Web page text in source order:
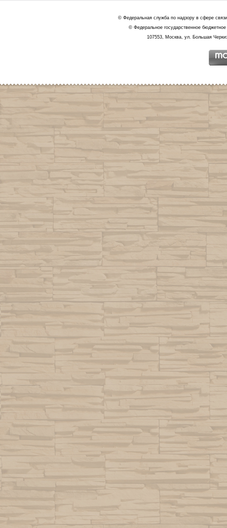
© Федеральная служба по надзору в сфере
© Федеральное государственное
107553, Москва, ул. Большая